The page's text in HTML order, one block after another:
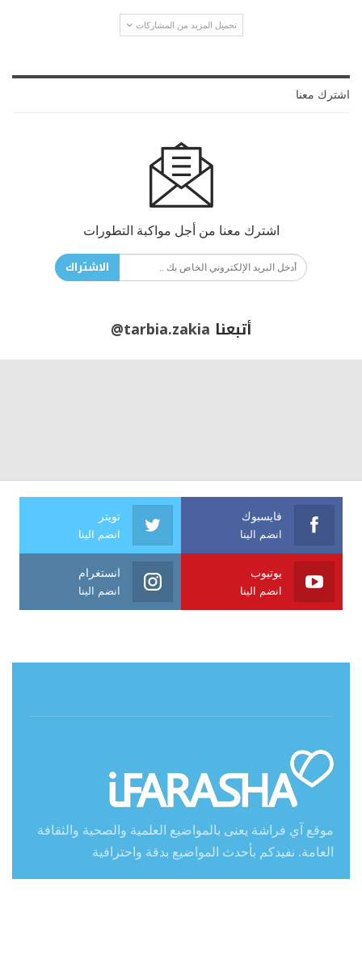
تحميل المزيد من المشاركات
اشترك معنا
اشترك معنا من أجل مواكبة التطورات
الاشتراك
أتبعنا @tarbia.zakia
فايسبوك
انضم الينا
تويتر
انضم الينا
يوتيوب
انضم الينا
انستغرام
انضم الينا
موقع آي فراشة يعنى بالمواضيع العلمية والصحية والثقافة
العامة. نفيدكم بأحدث المواضيع بدقة واحترافية